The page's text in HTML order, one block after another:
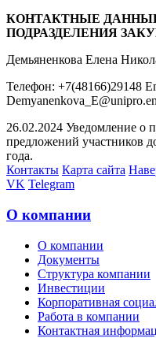
КОНТАКТНЫЕ
ПОДРАЗДЕЛЕНИЯ
Демьяненкова Елена
Телефон: +7(48166)29148
26.02.2024 Уведомление о
предложений участников
года.
Контакты Карта сайта
VK Telegram
О компании
О компании
Документы
Структура компании
Инвестиции
Корпоративная
Работа в компании
Контактная